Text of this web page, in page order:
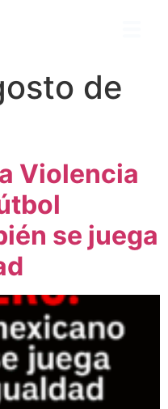
de
Violencia
se juega